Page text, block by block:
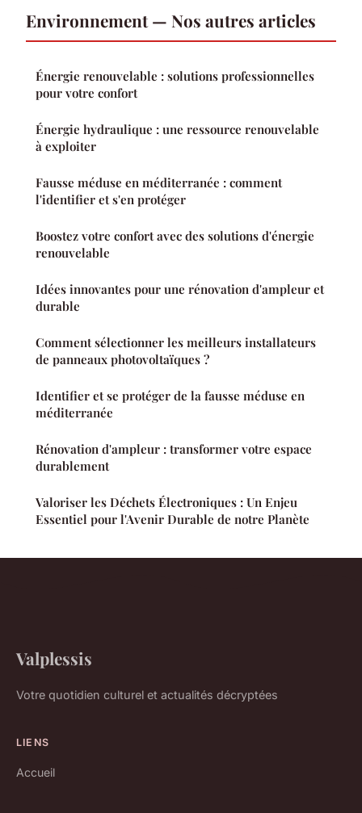
Environnement — Nos autres articles
Énergie renouvelable : solutions professionnelles
pour votre confort
Énergie hydraulique : une ressource renouvelable
à exploiter
Fausse méduse en méditerranée : comment
l'identifier et s'en protéger
Boostez votre confort avec des solutions d'énergie
renouvelable
Idées innovantes pour une rénovation d'ampleur et
durable
Comment sélectionner les meilleurs installateurs
de panneaux photovoltaïques ?
Identifier et se protéger de la fausse méduse en
méditerranée
Rénovation d'ampleur : transformer votre espace
durablement
Valoriser les Déchets Électroniques : Un Enjeu
Essentiel pour l'Avenir Durable de notre Planète
Valplessis
Votre quotidien culturel et actualités décryptées
LIENS
Accueil